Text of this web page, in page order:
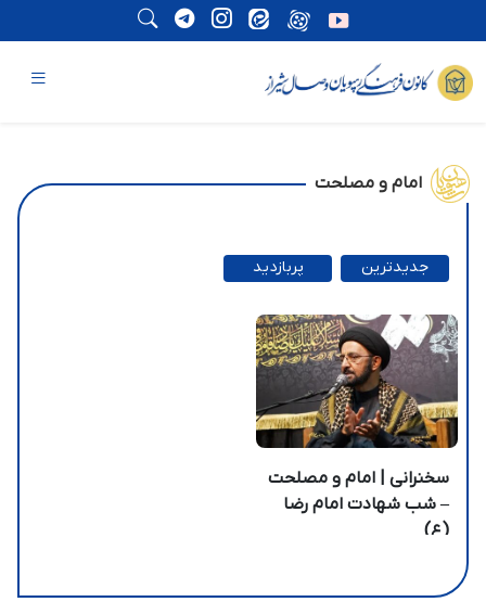
امام و مصلحت
پربازدید
جدیدترین
سخنرانی | امام و مصلحت
– شب شهادت امام رضا
(ع)